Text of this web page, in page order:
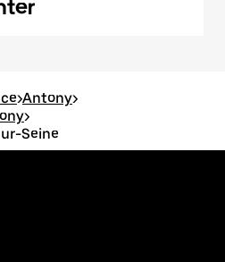
>Antony>
>
Seine